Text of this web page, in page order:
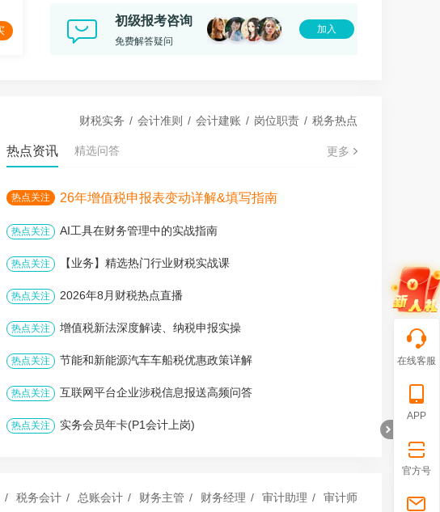
¥8.55/2科 立即购买 ¥28.80/2科
脚踏实地地学习，一切都来得及
初级报考咨询
免费解答疑问
加入
财税实务 / 会计准则 / 会计建账 / 岗位职责 / 税务热点
热点资讯 精选问答 更多
热点关注 26年增值税申报表变动详解&填写指南
热点关注 AI工具在财务管理中的实战指南
热点关注 【业务】精选热门行业财税实战课
热点关注 2026年8月财税热点直播
热点关注 增值税新法深度解读、纳税申报实操
热点关注 节能和新能源汽车车船税优惠政策详解
热点关注 互联网平台企业涉税信息报送高频问答
热点关注 实务会员年卡(P1会计上岗)
/ 税务会计 / 总账会计 / 财务主管 / 财务经理 / 审计助理 / 审计师
在线客服
APP
官方号